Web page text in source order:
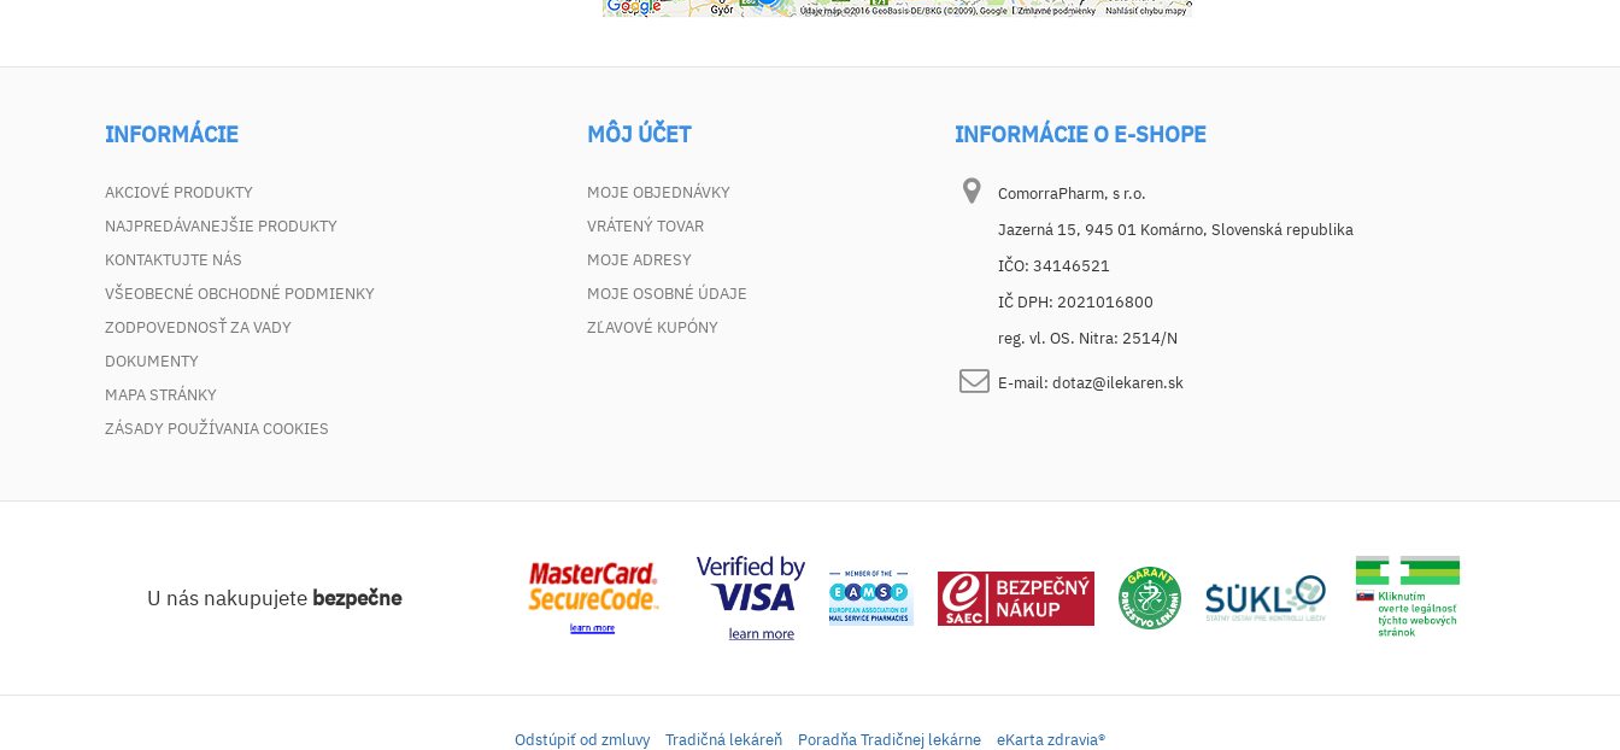
INFORMÁCIE
AKCIOVÉ PRODUKTY
NAJPREDÁVANEJŠIE PRODUKTY
KONTAKTUJTE NÁS
VŠEOBECNÉ OBCHODNÉ PODMIENKY
ZODPOVEDNOSŤ ZA VADY
DOKUMENTY
MAPA STRÁNKY
ZÁSADY POUŽÍVANIA COOKIES
MÔJ ÚČET
MOJE OBJEDNÁVKY
VRÁTENÝ TOVAR
MOJE ADRESY
MOJE OSOBNÉ ÚDAJE
ZĽAVOVÉ KUPÓNY
INFORMÁCIE O E-SHOPE
ComorraPharm, s r.o.
Jazerná 15, 945 01 Komárno, Slovenská republika
IČO: 34146521
IČ DPH: 2021016800
reg. vl. OS. Nitra: 2514/N
E-mail: dotaz@ilekaren.sk
U nás nakupujete bezpečne
Odstúpiť od zmluvy Tradičná lekáreň Poradňa Tradičnej lekárne eKarta zdravia®